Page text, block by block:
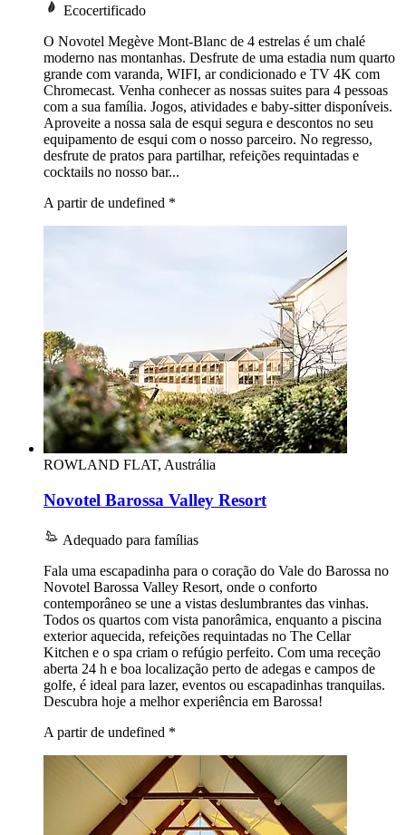
Ecocertificado
O Novotel Megève Mont-Blanc de 4 estrelas é um chalé
moderno nas montanhas. Desfrute de uma estadia num quarto
grande com varanda, WIFI, ar condicionado e TV 4K com
Chromecast. Venha conhecer as nossas suites para 4 pessoas
com a sua família. Jogos, atividades e baby-sitter disponíveis.
Aproveite a nossa sala de esqui segura e descontos no seu
equipamento de esqui com o nosso parceiro. No regresso,
desfrute de pratos para partilhar, refeições requintadas e
cocktails no nosso bar...
A partir de undefined *
ROWLAND FLAT, Austrália
Novotel Barossa Valley Resort
Adequado para famílias
Fala uma escapadinha para o coração do Vale do Barossa no
Novotel Barossa Valley Resort, onde o conforto
contemporâneo se une a vistas deslumbrantes das vinhas.
Todos os quartos com vista panorâmica, enquanto a piscina
exterior aquecida, refeições requintadas no The Cellar
Kitchen e o spa criam o refúgio perfeito. Com uma receção
aberta 24 h e boa localização perto de adegas e campos de
golfe, é ideal para lazer, eventos ou escapadinhas tranquilas.
Descubra hoje a melhor experiência em Barossa!
A partir de undefined *